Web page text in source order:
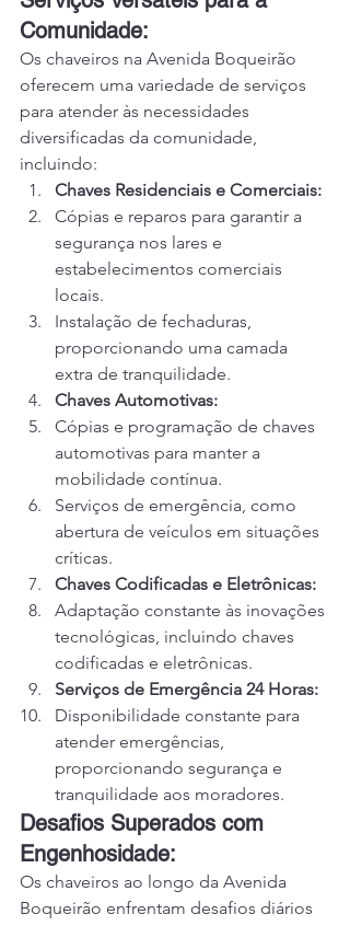
Comunidade:
Os chaveiros na Avenida Boqueirão
oferecem uma variedade de serviços
para atender às necessidades
diversificadas da comunidade,
incluindo:
Chaves Residenciais e Comerciais:
Cópias e reparos para garantir a
segurança nos lares e
estabelecimentos comerciais
locais.
Instalação de fechaduras,
proporcionando uma camada
extra de tranquilidade.
Chaves Automotivas:
Cópias e programação de chaves
automotivas para manter a
mobilidade contínua.
Serviços de emergência, como
abertura de veículos em situações
críticas.
Chaves Codificadas e Eletrônicas:
Adaptação constante às inovações
tecnológicas, incluindo chaves
codificadas e eletrônicas.
Serviços de Emergência 24 Horas:
Disponibilidade constante para
atender emergências,
proporcionando segurança e
tranquilidade aos moradores.
Desafios Superados com
Engenhosidade:
Os chaveiros ao longo da Avenida
Boqueirão enfrentam desafios diários